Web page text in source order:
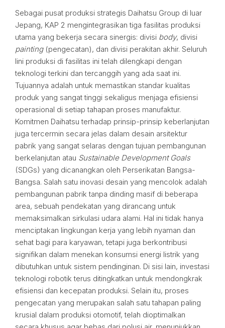
Sebagai pusat produksi strategis Daihatsu Group di luar
Jepang, KAP 2 mengintegrasikan tiga fasilitas produksi
utama yang bekerja secara sinergis: divisi body, divisi
painting(pengecatan), dan divisi perakitan akhir. Seluruh
lini produksi di fasilitas ini telah dilengkapi dengan
teknologi terkini dan tercanggih yang ada saat ini.
Tujuannya adalah untuk memastikan standar kualitas
produk yang sangat tinggi sekaligus menjaga efisiensi
operasional di setiap tahapan proses manufaktur.
Komitmen Daihatsu terhadap prinsip-prinsip keberlanjutan
juga tercermin secara jelas dalam desain arsitektur
pabrik yang sangat selaras dengan tujuan pembangunan
berkelanjutan atau Sustainable Development Goals
(SDGs) yang dicanangkan oleh Perserikatan Bangsa-
Bangsa. Salah satu inovasi desain yang mencolok adalah
pembangunan pabrik tanpa dinding masif di beberapa
area, sebuah pendekatan yang dirancang untuk
memaksimalkan sirkulasi udara alami. Hal ini tidak hanya
menciptakan lingkungan kerja yang lebih nyaman dan
sehat bagi para karyawan, tetapi juga berkontribusi
signifikan dalam menekan konsumsi energi listrik yang
dibutuhkan untuk sistem pendinginan. Di sisi lain, investasi
teknologi robotik terus ditingkatkan untuk mendongkrak
efisiensi dan kecepatan produksi. Selain itu, proses
pengecatan yang merupakan salah satu tahapan paling
krusial dalam produksi otomotif, telah dioptimalkan